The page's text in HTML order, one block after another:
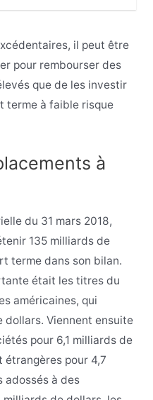
il peut être
pour rembourser des
que de les investir
terme à faible risque
à
du 31 mars 2018,
135 milliards de
terme dans son bilan.
était les titres du
américaines, qui
dollars. Viennent ensuite
pour 6,1 milliards de
étrangères pour 4,7
adossés à des